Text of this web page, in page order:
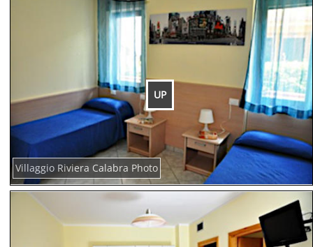
UP
Villaggio Riviera Calabra Photo